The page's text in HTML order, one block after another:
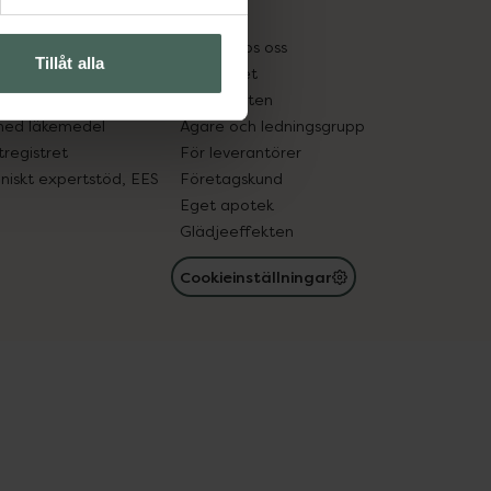
Tillåt alla
in gammal medicin
läkemedel
expertstöd, EES
Pressrum
Jobba hos oss
Hållbarhet
Samarbeten
Ägare och ledningsgrupp
För leverantörer
Företagskund
Eget apotek
Glädjeeffekten
Cookieinställningar